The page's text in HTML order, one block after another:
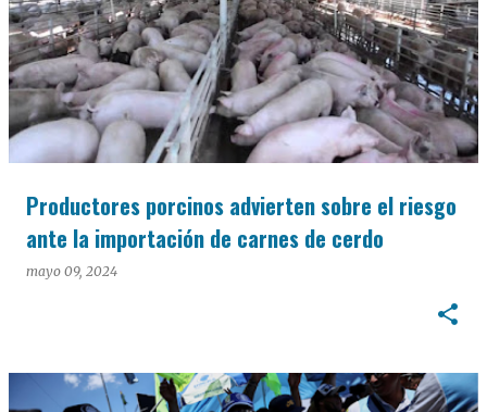
Productores porcinos advierten sobre el riesgo
ante la importación de carnes de cerdo
mayo 09, 2024